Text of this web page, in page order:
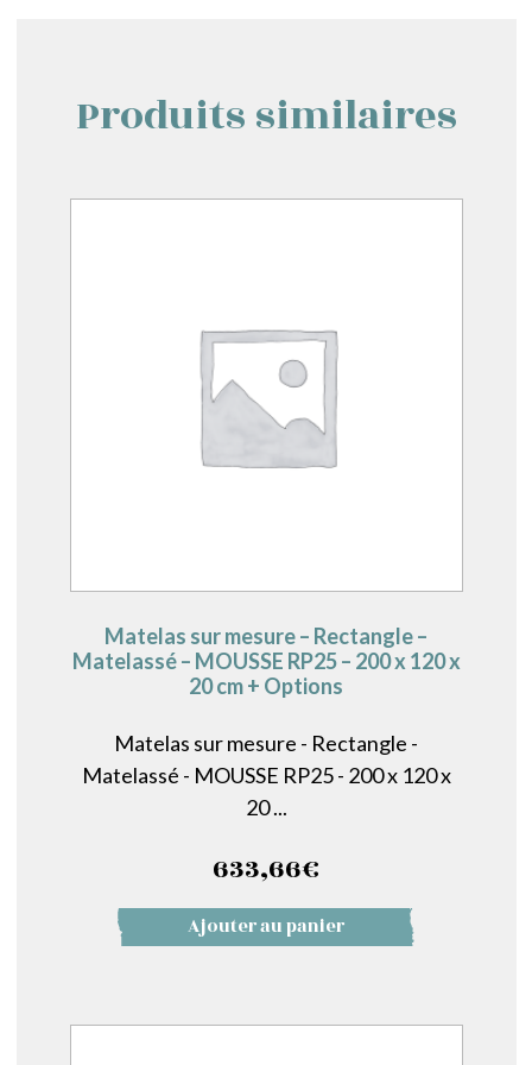
Produits similaires
Matelas sur mesure – Rectangle –
Matelassé – MOUSSE RP25 – 200 x 120 x
20 cm + Options
Matelas sur mesure - Rectangle -
Matelassé - MOUSSE RP25 - 200 x 120 x
20 ...
633,66€
Ajouter au panier